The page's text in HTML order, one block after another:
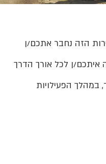
הזה נחבר אתכם/ן
איתכם/ן לכל אורך הדרך
במהלך הפעילויות